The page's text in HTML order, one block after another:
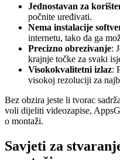
Jednostavan za
počnite uređivati.
Nema instalacije
internetu, tako da ga
Precizno obrezivanje:
krajnje točke za svaki
Visokokvalitetni izlaz:
visokoj rezoluciji za
Bez obzira jeste li tvorac
voli dijeliti videozapise,
o montaži.
Savjeti za